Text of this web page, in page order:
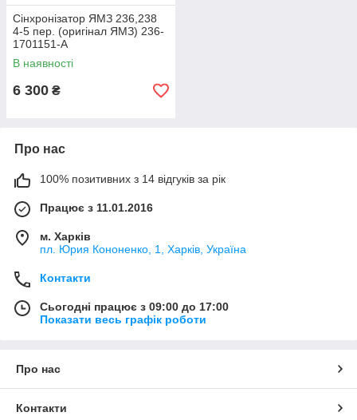
Сінхронізатор ЯМЗ 236,238
4-5 пер. (оригінал ЯМЗ) 236-
1701151-А
В наявності
6 300 ₴
Про нас
100% позитивних з 14 відгуків за рік
Працює з 11.01.2016
м. Харків
пл. Юрия Кононенко, 1, Харків, Україна
Контакти
Сьогодні працює з 09:00 до 17:00
Показати весь графік роботи
Про нас
Контакти